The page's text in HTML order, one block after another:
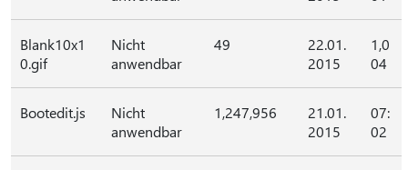
Blank10x1
0.gif
Nicht
anwendbar
49
22.01.
2015
1,0
04
Bootedit.js
Nicht
anwendbar
1,247,956
21.01.
2015
07:
02